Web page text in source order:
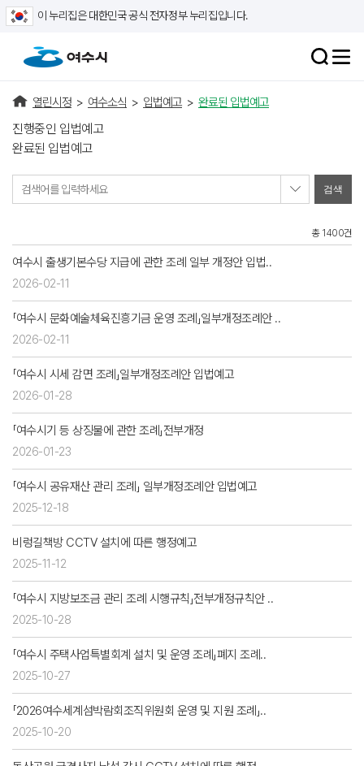
이 누리집은 대한민국 공식 전자정부 누리집입니다.
열린시정 > 여수소식 > 입법예고 > 완료된 입법예고
진행중인 입법예고
완료된 입법예고
검색어를 입력하세요
총 1400건
여수시 출생기본수당 지급에 관한 조례 일부 개정안 입법..
2026-02-11
「여수시 문화예술체육진흥기금 운영 조례」일부개정조례안 ..
2026-02-11
「여수시 시세 감면 조례」일부개정조례안 입법예고
2026-01-28
「여수시기 등 상징물에 관한 조례」전부개정
2026-01-23
「여수시 공유재산 관리 조례」 일부개정조례안 입법예고
2025-12-18
비렁길책방 CCTV 설치에 따른 행정예고
2025-11-12
「여수시 지방보조금 관리 조례 시행규칙」전부개정규칙안 ..
2025-10-28
「여수시 주택사업특별회계 설치 및 운영 조례」폐지 조례..
2025-10-27
「2026여수세계섬박람회조직위원회 운영 및 지원 조례」..
2025-10-20